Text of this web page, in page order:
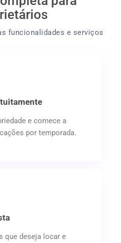
funcionalidades e serviços
e comece a
por temporada.
que deseja locar e